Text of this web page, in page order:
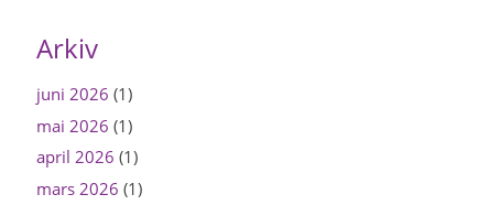
Arkiv
juni 2026 (1)
mai 2026 (1)
april 2026 (1)
mars 2026 (1)